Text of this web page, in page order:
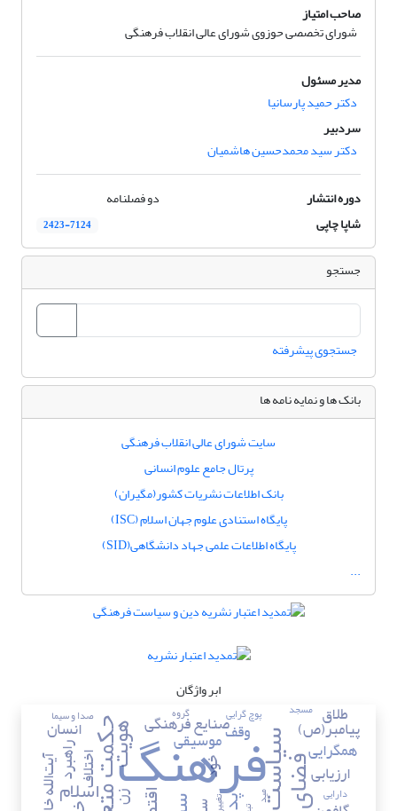
صاحب امتیاز
شورای تخصصی حوزوی شورای عالی انقلاب فرهنگی
مدیر مسئول
دکتر حمید پارسانیا
سردبیر
دکتر سید محمدحسین هاشمیان
دوره انتشار
دو فصلنامه
شاپا چاپی
2423-7124
جستجو
جستجوی پیشرفته
بانک ها و نمایه نامه ها
سایت شورای عالی انقلاب فرهنگی
پرتال جامع علوم انسانی
بانک اطلاعات نشریات کشور(مگیران)
پایگاه استنادی علوم جهان اسلام (ISC)
پایگاه اطلاعات علمی جهاد دانشگاهی(SID)
...
ابر واژگان
فرهنگ
هویت
اسلام
صنایع فرهنگی
ارزیابی
موسیقی پیامبر(ص)
همگرایی اختلاف
انسان وقف
زن
خود راهبرد
طلاق صدا و سیما پوچ گرایی گروه
دارایی تغییر
مسجد
مید